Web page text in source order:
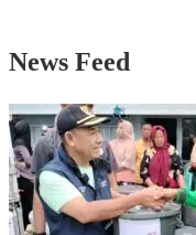
News Feed